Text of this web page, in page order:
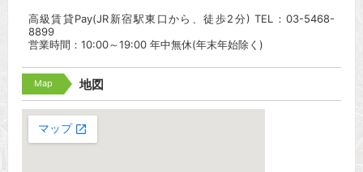
高級賃貸Pay(JR新宿駅東口から、徒歩2分) TEL：03-5468-
8899
営業時間：10:00～19:00 年中無休(年末年始除く)
Map 地図